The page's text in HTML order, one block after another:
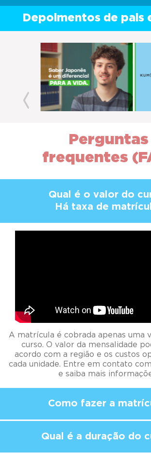
Depoimentos de pais
Previous
Perguntas
frequentes
Qual é o valor do
Há taxa de
cada unidade. Entre em contato com
e saiba mais
Como fazer a
Qual é a duração do
possívelcomeçar
estudar no